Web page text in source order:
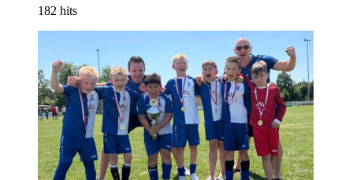
182 hits